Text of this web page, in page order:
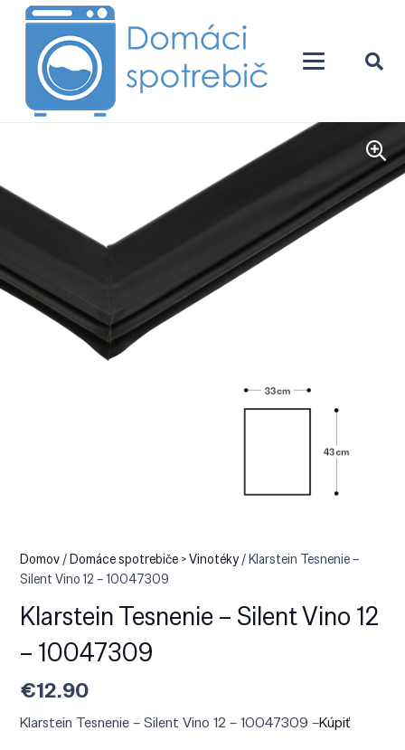
Domov/Domáce spotrebiče > Vinotéky/ Klarstein Tesnenie –
Silent Vino 12 – 10047309
Klarstein Tesnenie – Silent Vino 12
– 10047309
€12.90
Klarstein Tesnenie – Silent Vino 12 – 10047309 –Kúpiť